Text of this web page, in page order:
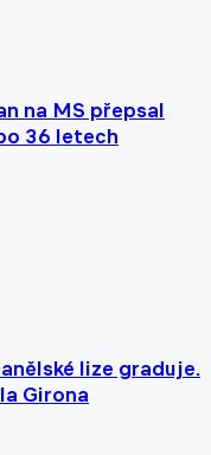
na MS přepsal
36 letech
lize graduje.
Girona